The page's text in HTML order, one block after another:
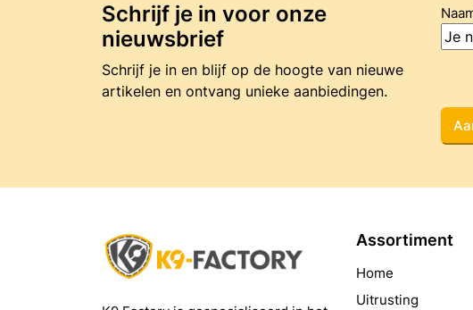
Schrijf je in voor onze
nieuwsbrief
Schrijf je in en blijf op de hoogte van nieuwe
artikelen en ontvang unieke aanbiedingen.
Assortiment
Home
Uitrusting